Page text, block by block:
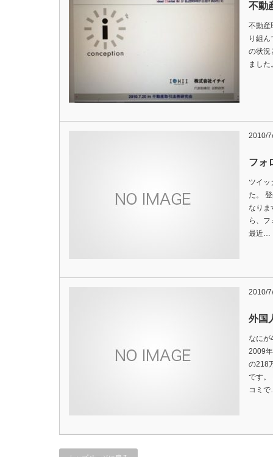
不動
不動産
り組
の状況
まし
2010/
フォ
ツイッ
た。
なりま
ら、フ
最近…
2010/
外国
なにが
2009
の218
です。
コミ